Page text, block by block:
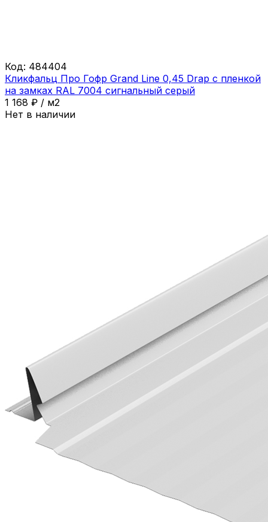
Код: 484404
Кликфальц Про Гофр Grand Line 0,45 Drap с пленкой
на замках RAL 7004 сигнальный серый
1 168 ₽ / м2
Нет в наличии